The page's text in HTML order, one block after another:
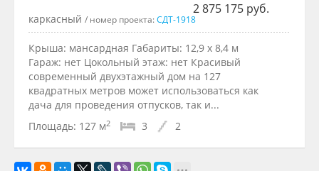
2 875 175 руб.
каркасный / номер проекта:СДТ-1918
Крыша: мансардная Габариты: 12,9 x 8,4 м
Гараж: нет Цокольный этаж: нет Красивый
современный двухэтажный дом на 127
квадратных метров может использоваться как
дача для проведения отпусков, так и...
Площадь: 127 м2 3 2